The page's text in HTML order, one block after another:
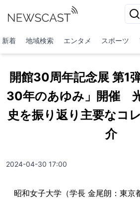
新着 地域検索 エンタメ スポーツ
開館30周年記念展 第1
30年のあゆみ」開催
史を振り返り主要なコ
介
2024-04-30 17:00
昭和女子大学（学長 金尾朗：東京